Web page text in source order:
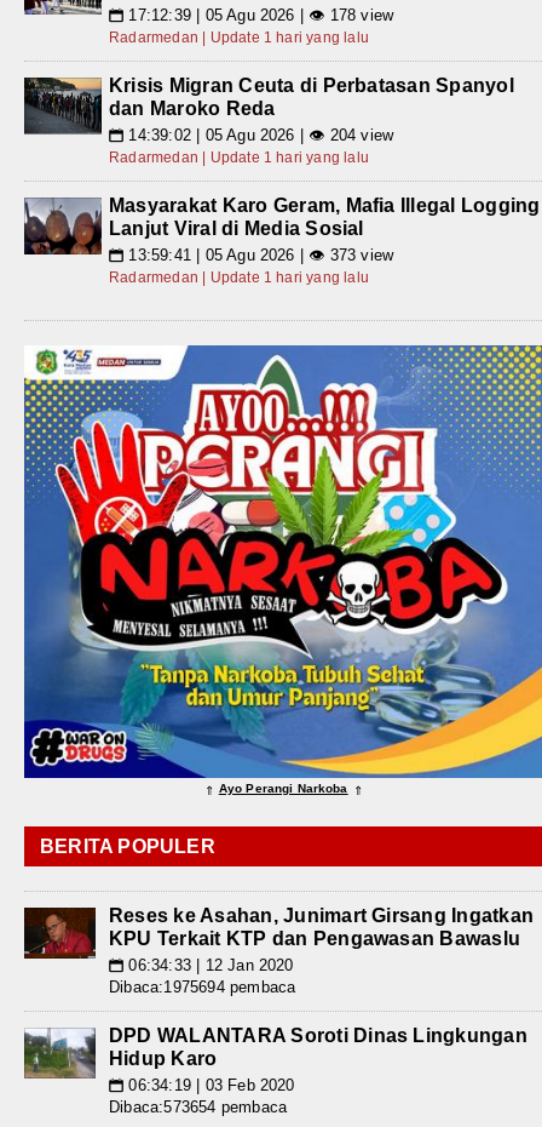
📅 17:12:39 | 05 Agu 2026 | 👁 178 view
Radarmedan | Update 1 hari yang lalu
Krisis Migran Ceuta di Perbatasan Spanyol
dan Maroko Reda
📅 14:39:02 | 05 Agu 2026 | 👁 204 view
Radarmedan | Update 1 hari yang lalu
Masyarakat Karo Geram, Mafia Illegal Logging
Lanjut Viral di Media Sosial
📅 13:59:41 | 05 Agu 2026 | 👁 373 view
Radarmedan | Update 1 hari yang lalu
⇑ Ayo Perangi Narkoba ⇑
BERITA POPULER
Reses ke Asahan, Junimart Girsang Ingatkan
KPU Terkait KTP dan Pengawasan Bawaslu
📅 06:34:33 | 12 Jan 2020
Dibaca:1975694 pembaca
DPD WALANTARA Soroti Dinas Lingkungan
Hidup Karo
📅 06:34:19 | 03 Feb 2020
Dibaca:573654 pembaca